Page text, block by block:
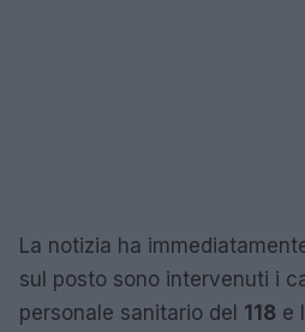
La notizia ha
sul posto sono intervenuti i
personale sanitario del 118 e